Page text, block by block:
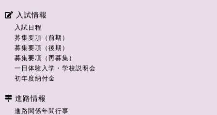
入試情報
入試日程
募集要項（前期）
募集要項（後期）
募集要項（再募集）
一日体験入学・学校説明会
初年度納付金
進路情報
進路関係年間行事